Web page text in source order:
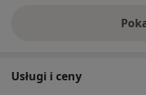
Usługi i ceny